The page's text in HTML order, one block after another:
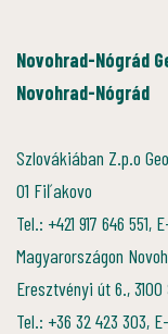
Novohrad-Nógrád
Novohrad-Nógrád
Szlovákiában Z.p.o
01 Fiľakovo
Tel.: +421 917 646
Magyarországon
Eresztvényi út 6.,
Tel.: +36 32 423 303,